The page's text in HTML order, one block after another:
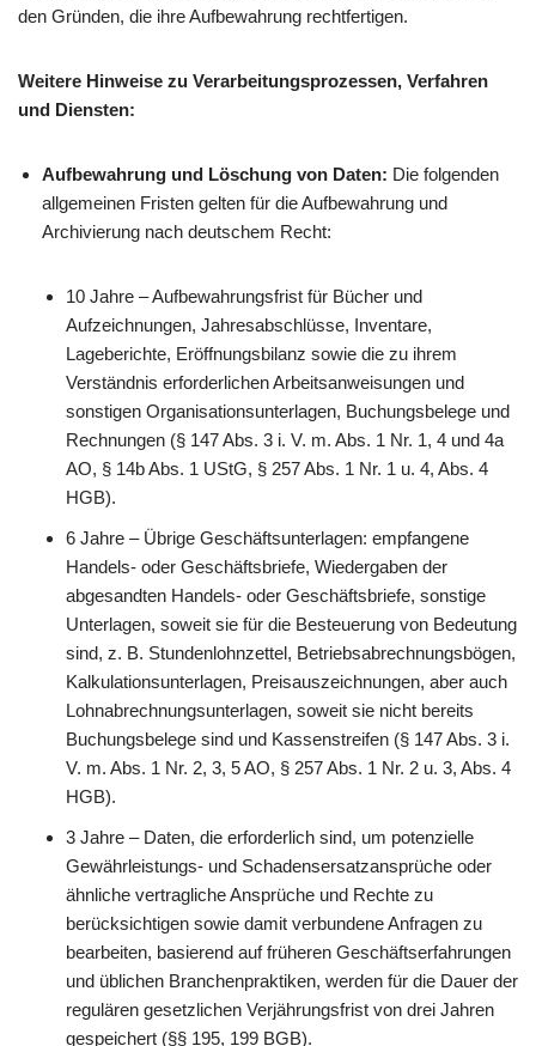
den Gründen, die ihre Aufbewahrung rechtfertigen.
Weitere Hinweise zu Verarbeitungsprozessen, Verfahren
und Diensten:
Aufbewahrung und Löschung von Daten: Die folgenden
allgemeinen Fristen gelten für die Aufbewahrung und
Archivierung nach deutschem Recht:
10 Jahre – Aufbewahrungsfrist für Bücher und
Aufzeichnungen, Jahresabschlüsse, Inventare,
Lageberichte, Eröffnungsbilanz sowie die zu ihrem
Verständnis erforderlichen Arbeitsanweisungen und
sonstigen Organisationsunterlagen, Buchungsbelege und
Rechnungen (§ 147 Abs. 3 i. V. m. Abs. 1 Nr. 1, 4 und 4a
AO, § 14b Abs. 1 UStG, § 257 Abs. 1 Nr. 1 u. 4, Abs. 4
HGB).
6 Jahre – Übrige Geschäftsunterlagen: empfangene
Handels- oder Geschäftsbriefe, Wiedergaben der
abgesandten Handels- oder Geschäftsbriefe, sonstige
Unterlagen, soweit sie für die Besteuerung von Bedeutung
sind, z. B. Stundenlohnzettel, Betriebsabrechnungsbögen,
Kalkulationsunterlagen, Preisauszeichnungen, aber auch
Lohnabrechnungsunterlagen, soweit sie nicht bereits
Buchungsbelege sind und Kassenstreifen (§ 147 Abs. 3 i.
V. m. Abs. 1 Nr. 2, 3, 5 AO, § 257 Abs. 1 Nr. 2 u. 3, Abs. 4
HGB).
3 Jahre – Daten, die erforderlich sind, um potenzielle
Gewährleistungs- und Schadensersatzansprüche oder
ähnliche vertragliche Ansprüche und Rechte zu
berücksichtigen sowie damit verbundene Anfragen zu
bearbeiten, basierend auf früheren Geschäftserfahrungen
und üblichen Branchenpraktiken, werden für die Dauer der
regulären gesetzlichen Verjährungsfrist von drei Jahren
gespeichert (§§ 195, 199 BGB).